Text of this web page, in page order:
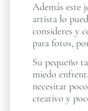
Además este
artista lo
consideres y
para fotos,
Su pequeño
miedo
necesitar
creativo y